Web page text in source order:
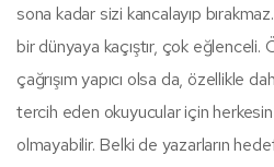
sona kadar sizi kancalayıp
bir dünyaya kaçıştır, çok eğlenceli.
çağrışım yapıcı olsa da, özellikle
tercih eden okuyucular için
olmayabilir. Belki de yazarların